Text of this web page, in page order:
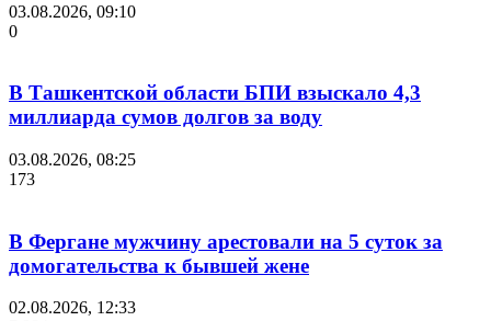
03.08.2026, 09:10
0
В Ташкентской области БПИ взыскало 4,3
миллиарда сумов долгов за воду
03.08.2026, 08:25
173
В Фергане мужчину арестовали на 5 суток за
домогательства к бывшей жене
02.08.2026, 12:33